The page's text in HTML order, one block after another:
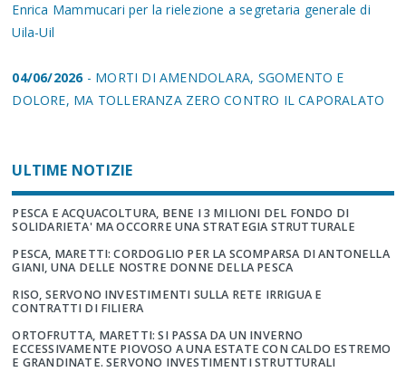
Enrica Mammucari per la rielezione a segretaria generale di
Uila-Uil
04/06/2026- MORTI DI AMENDOLARA, SGOMENTO E
DOLORE, MA TOLLERANZA ZERO CONTRO IL CAPORALATO
ULTIME NOTIZIE
PESCA E ACQUACOLTURA, BENE I 3 MILIONI DEL FONDO DI
SOLIDARIETA' MA OCCORRE UNA STRATEGIA STRUTTURALE
PESCA, MARETTI: CORDOGLIO PER LA SCOMPARSA DI ANTONELLA
GIANI, UNA DELLE NOSTRE DONNE DELLA PESCA
RISO, SERVONO INVESTIMENTI SULLA RETE IRRIGUA E
CONTRATTI DI FILIERA
ORTOFRUTTA, MARETTI: SI PASSA DA UN INVERNO
ECCESSIVAMENTE PIOVOSO A UNA ESTATE CON CALDO ESTREMO
E GRANDINATE. SERVONO INVESTIMENTI STRUTTURALI